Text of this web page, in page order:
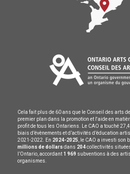
Cela fait plus de 60 ans que le Conseil des arts
premier plan dans la promotion et l'aide en
profit de tous les Ontariens. Le CAO a touché
biais d’évènements et d’activités d’éducation
2021-2022. En 2024-2025 , le CAO a investi son
millions de dollarsdans 204collectivités
l’Ontario, accordant 1 969 subventions à des
organismes.